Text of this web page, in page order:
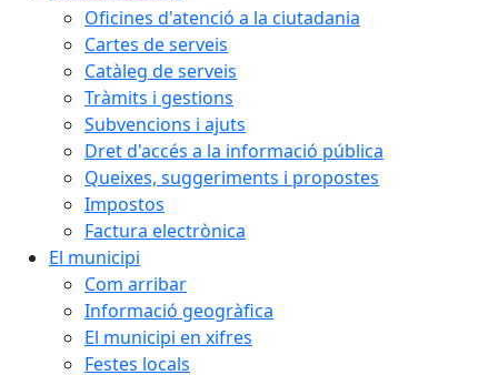
Oficines d'atenció a la ciutadania
Cartes de serveis
Catàleg de serveis
Tràmits i gestions
Subvencions i ajuts
Dret d'accés a la informació pública
Queixes, suggeriments i propostes
Impostos
Factura electrònica
El municipi
Com arribar
Informació geogràfica
El municipi en xifres
Festes locals